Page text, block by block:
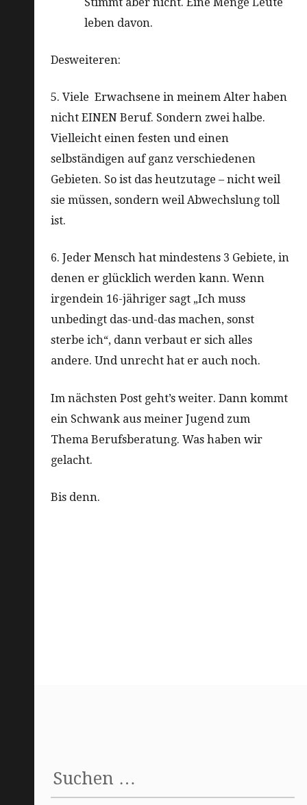
leben davon.
Desweiteren:
5. Viele Erwachsene in meinem Alter haben
nicht EINEN Beruf. Sondern zwei halbe.
Vielleicht einen festen und einen
selbständigen auf ganz verschiedenen
Gebieten. So ist das heutzutage – nicht weil
sie müssen, sondern weil Abwechslung toll
ist.
6. Jeder Mensch hat mindestens 3 Gebiete, in
denen er glücklich werden kann. Wenn
irgendein 16-jähriger sagt „Ich muss
unbedingt das-und-das machen, sonst
sterbe ich“, dann verbaut er sich alles
andere. Und unrecht hat er auch noch.
Im nächsten Post geht’s weiter. Dann kommt
ein Schwank aus meiner Jugend zum
Thema Berufsberatung. Was haben wir
gelacht.
Bis denn.
nach: